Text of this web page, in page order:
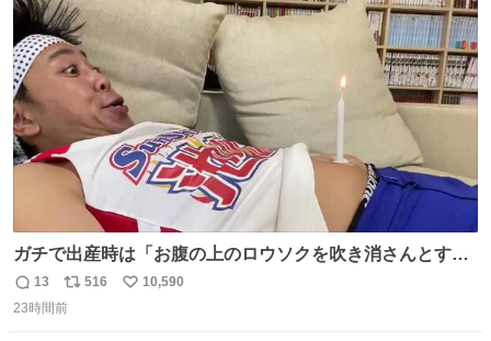
どそれぞれのマグネットを見る度に旅の思い出が鮮明によ
みがえります。
ト
数
ガチで出産時は「お腹の上のロウソクを吹き消さんとする
サンシャイン池崎」だったし、お産後の股裂け状態でのト
イレは「とにかく明るい安村の体勢」が1番楽
返
信
13
リ
ポ
516
い
10,590
23時間前